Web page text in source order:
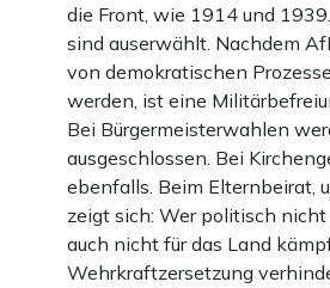
die Front, wie 1914 und
sind auserwählt. Nachdem
von demokratischen
werden, ist eine
Bei Bürgermeisterwahlen
ausgeschlossen. Bei
ebenfalls. Beim Elternbeirat,
zeigt sich: Wer politisch nicht
auch nicht für das Land
Wehrkraftzersetzung